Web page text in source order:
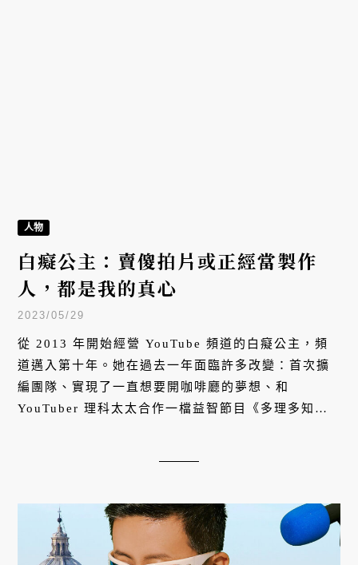
從 2013 年開始經營 YouTube 頻道的白癡公主，頻
道邁入第十年。她在過去一年面臨許多改變：首次擴
編團隊、實現了一直想要開咖啡廳的夢想、和
YouTuber 理科太太合作一檔益智節目《多理多知》
⋯⋯這不僅僅是一個創作者在尋求更大規模的野心，
更是她在創作之路上，想要找回真實自我的嘗試。